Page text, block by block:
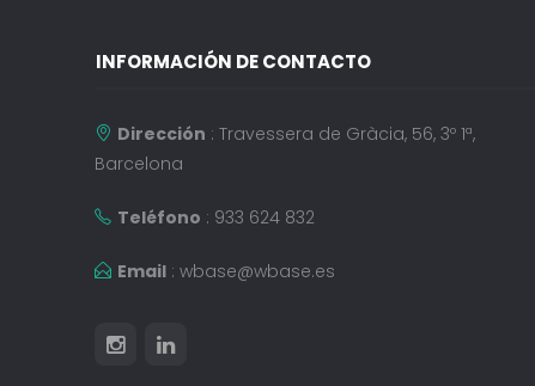
INFORMACIÓN DE CONTACTO
Dirección : Travessera de Gràcia, 56, 3º 1ª,
Barcelona
Teléfono : 933 624 832
Email : wbase@wbase.es